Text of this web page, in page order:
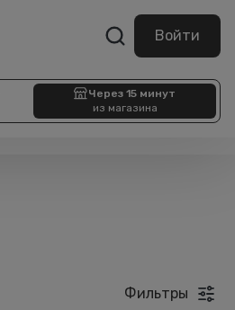
Войти
Через 15 минут
из магазина
Фильтры